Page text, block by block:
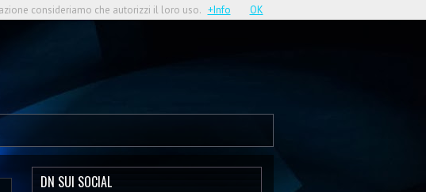
DN SUI SOCIAL
consideriamo che autorizzi il loro uso. +Info OK